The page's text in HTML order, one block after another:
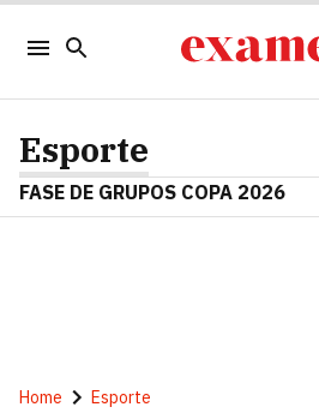
Esporte
FASE DE GRUPOS COPA 2026
Home Esporte